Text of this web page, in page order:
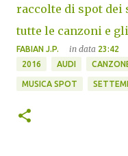
raccolte di spot dei
tutte le canzoni e
FABIAN J.P. in data 23:42
2016
AUDI
MUSICA SPOT